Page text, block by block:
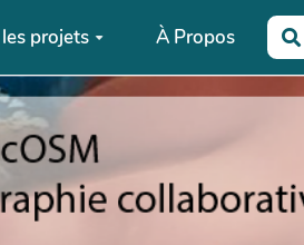
projets À Propos